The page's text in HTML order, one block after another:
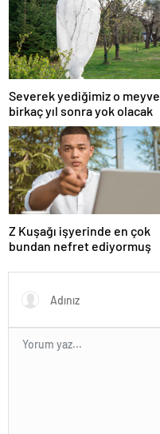
Severek yediğimiz o meyve
birkaç yıl sonra yok olacak
Z Kuşağı işyerinde en çok
bundan nefret ediyormuş